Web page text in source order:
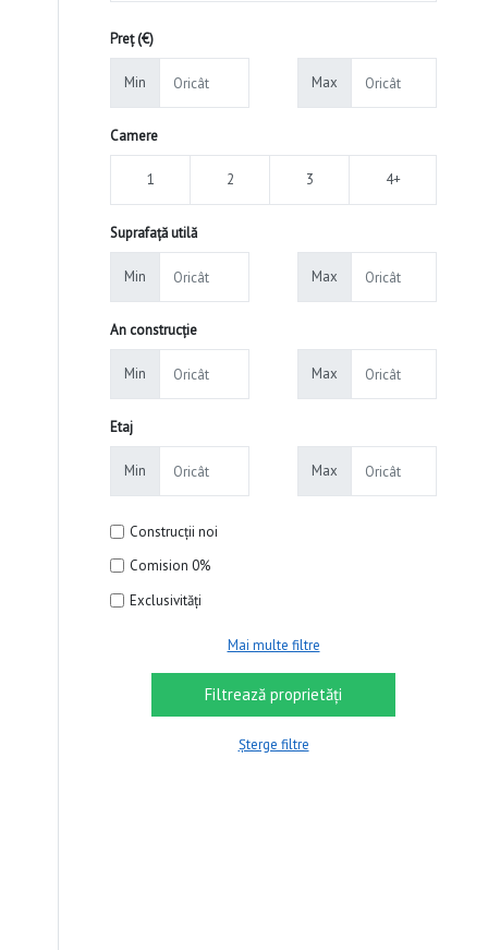
Preț (€)
Min Max
Camere
1 2 3 4+
Suprafață utilă
Min Max
An construcție
Min Max
Etaj
Min Max
Construcții noi
Comision 0%
Exclusivități
Mai multe filtre
Șterge filtre